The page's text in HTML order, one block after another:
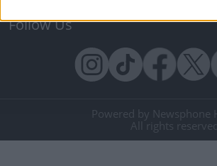
Follow Us
Powered by Newsphone
All rights reserved.